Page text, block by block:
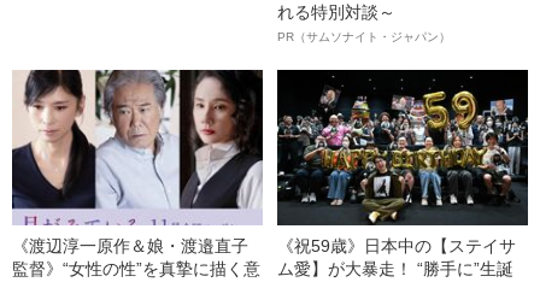
れる特別対談～
PR（サムソナイト・ジャパン）
《渡辺淳一原作＆娘・渡邉直子
監督》“女性の性”を真摯に描く意
《祝59歳》日本中の【ステイサ
ム愛】が大暴走！ “勝手に”生誕